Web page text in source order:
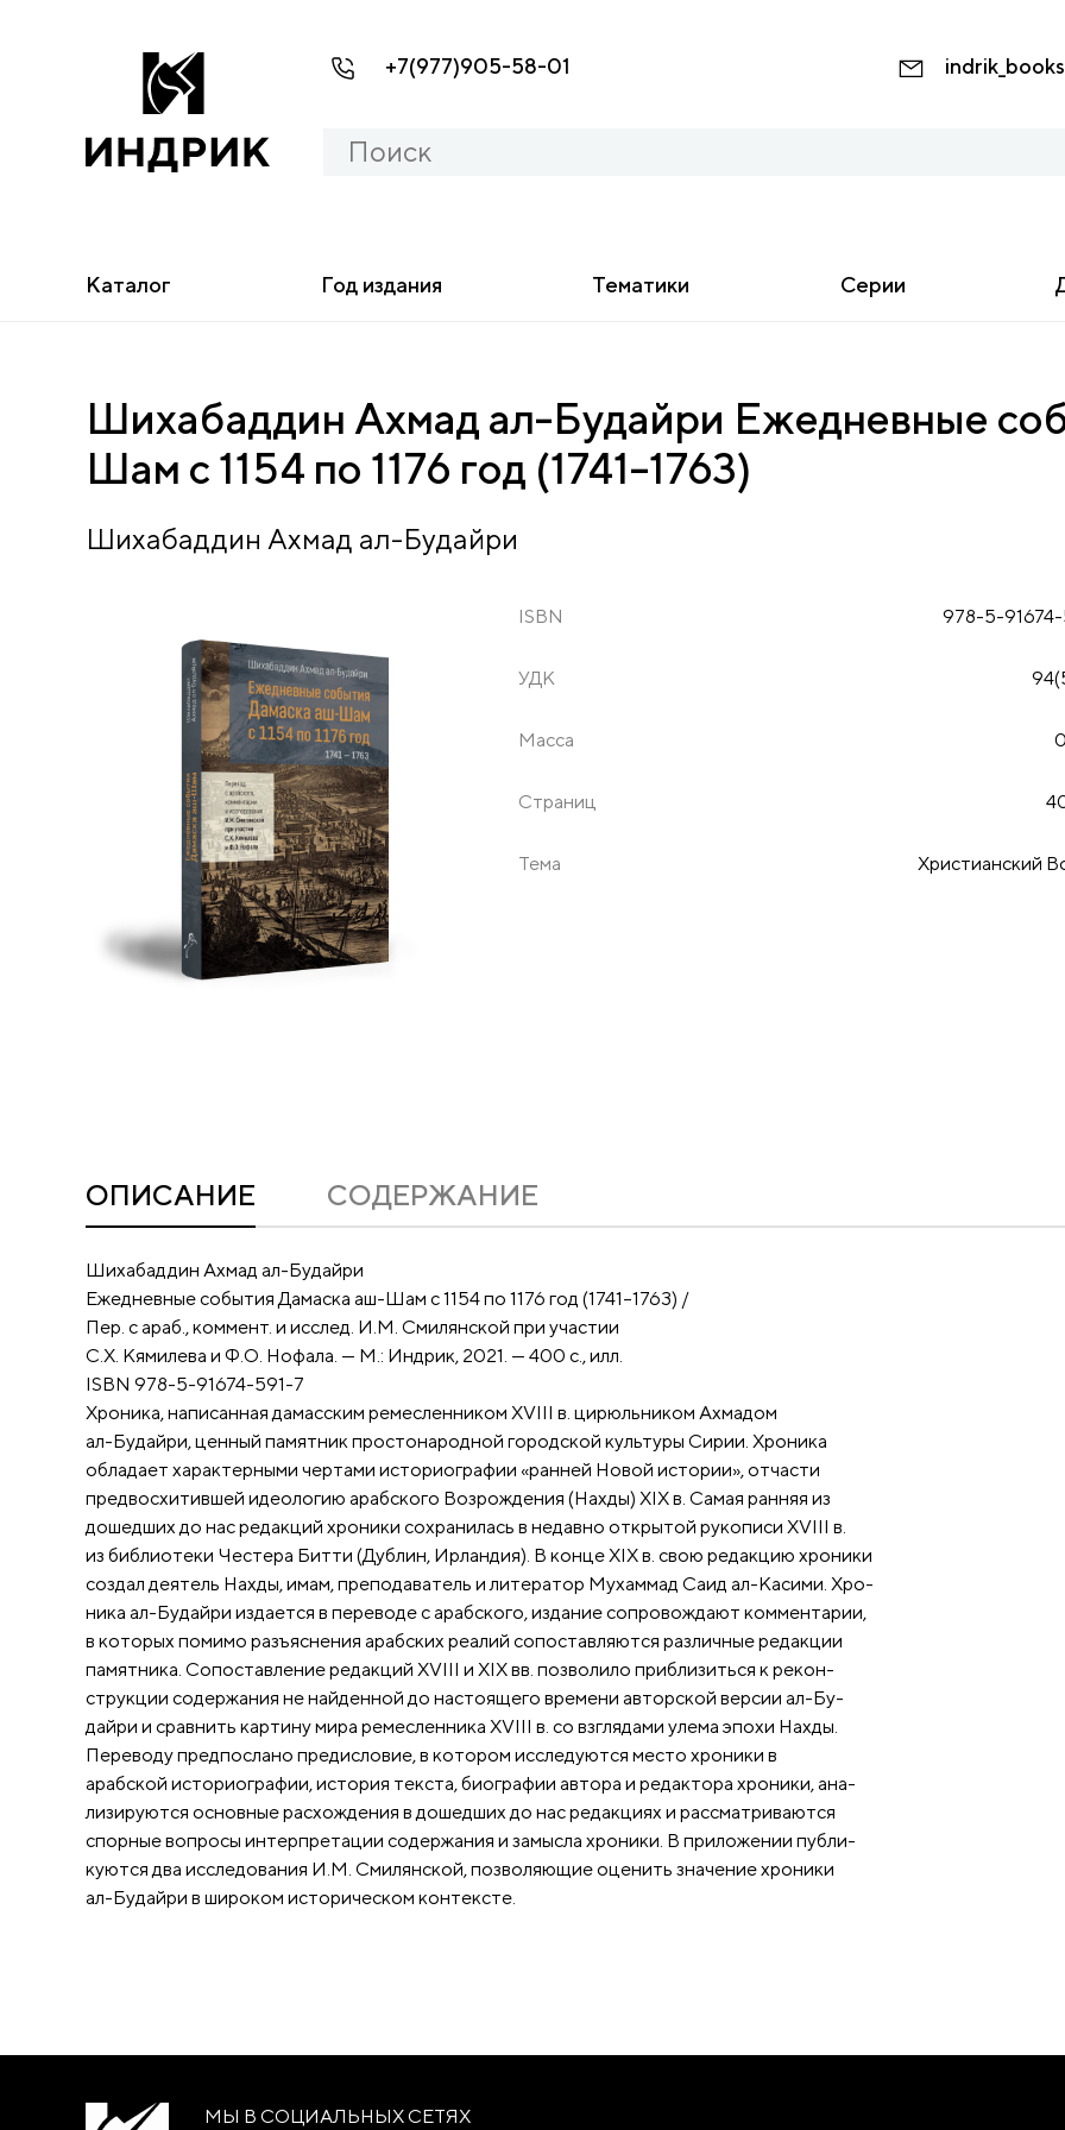
+7(977)905-58-01
Каталог Год издания Тематики Серии
Шихабаддин Ахмад ал-Будайри Ежедневные
Шам с 1154 по 1176 год (1741–1763)
Шихабаддин Ахмад ал-Будайри
ISBN 978-5-
УДК
Масса
Страниц
Тема Христианский
ОПИСАНИЕ CОДЕРЖАНИЕ
Шихабаддин Ахмад ал-Будайри
Ежедневные события Дамаска аш-Шам с 1154 по 1176 год (1741–1763) /
Пер. с араб., коммент. и исслед. И.М. Смилянской при участии
С.Х. Кямилева и Ф.О. Нофала. — М.: Индрик, 2021. — 400 с., илл.
ISBN 978-5-91674-591-7
Хроника, написанная дамасским ремесленником XVIII в. цирюльником Ахмадом
ал-Будайри, ценный памятник простонародной городской культуры Сирии. Хроника
обладает характерными чертами историографии «ранней Новой истории», отчасти
предвосхитившей идеологию арабского Возрождения (Нахды) XIX в. Самая ранняя из
дошедших до нас редакций хроники сохранилась в недавно открытой рукописи XVIII в.
из библиотеки Честера Битти (Дублин, Ирландия). В конце XIX в. свою редакцию хроники
создал деятель Нахды, имам, преподаватель и литератор Мухаммад Саид ал-Касими. Хро-
ника ал-Будайри издается в переводе с арабского, издание сопровождают комментарии,
в которых помимо разъяснения арабских реалий сопоставляются различные редакции
памятника. Сопоставление редакций XVIII и XIX вв. позволило приблизиться к рекон-
струкции содержания не найденной до настоящего времени авторской версии ал-Бу-
дайри и сравнить картину мира ремесленника XVIII в. со взглядами улема эпохи Нахды.
Переводу предпослано предисловие, в котором исследуются место хроники в
арабской историографии, история текста, биографии автора и редактора хроники, ана-
лизируются основные расхождения в дошедших до нас редакциях и рассматриваются
спорные вопросы интерпретации содержания и замысла хроники. В приложении публи-
куются два исследования И.М. Смилянской, позволяющие оценить значение хроники
ал-Будайри в широком историческом контексте.
МЫ В СОЦИАЛЬНЫХ СЕТЯХ